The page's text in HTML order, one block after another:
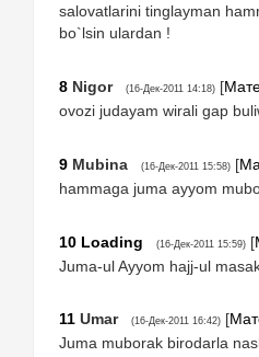
salovatlarini tinglayman
bo`lsin ulardan !
8 Nigor (16-Дек-2011 14:18) [
ovozi judayam wirali gap
9 Mubina (16-Дек-2011 15:58) [
hammaga juma ayyom
10 Loading (16-Дек-2011 15:59) [
Juma-ul Ayyom hajj-ul
11 Umar (16-Дек-2011 16:42) [
Juma muborak birodarla